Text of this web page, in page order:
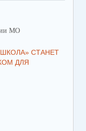
МО
СТАНЕТ